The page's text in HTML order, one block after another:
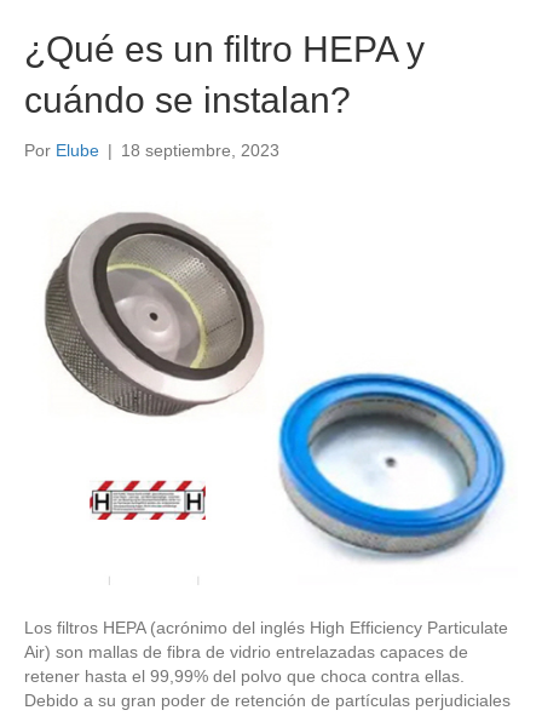
¿Qué es un filtro HEPA y
cuándo se instalan?
Por Elube | 18 septiembre, 2023
Los filtros HEPA (acrónimo del inglés High Efficiency Particulate
Air) son mallas de fibra de vidrio entrelazadas capaces de
retener hasta el 99,99% del polvo que choca contra ellas.
Debido a su gran poder de retención de partículas perjudiciales